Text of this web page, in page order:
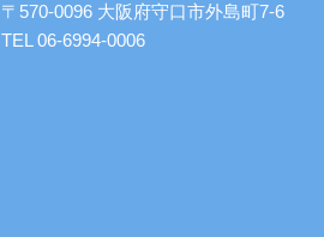
〒570-0096 大阪府守口市外島町7-6
TEL 06-6994-0006